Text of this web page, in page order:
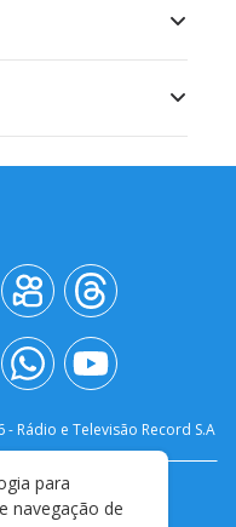
- Rádio e Televisão Record S.A
PRIVACIDADE
para
navegação de